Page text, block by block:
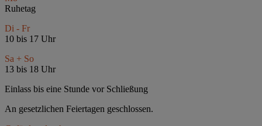
Ruhetag
Di - Fr
10 bis 17 Uhr
Sa + So
13 bis 18 Uhr
Einlass bis eine Stunde vor Schließung
An gesetzlichen Feiertagen geschlossen.